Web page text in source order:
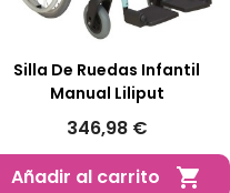
Silla De Ruedas Infantil
Manual Liliput
346,98 €
Añadir al carrito
